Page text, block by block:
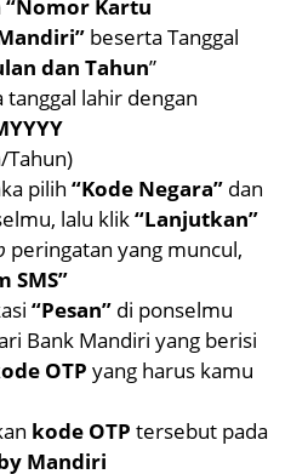
“Nomor Kartu
beserta Tanggal
dan Tahun”
tanggal lahir dengan
Tahun)
pilih “Kode Negara” dan
lalu klik“Lanjutkan”
peringatan yang muncul,
SMS”
“Pesan” di ponselmu
Bank Mandiri yang berisi
OTP yang harus kamu
kode OTP tersebut pada
Mandiri